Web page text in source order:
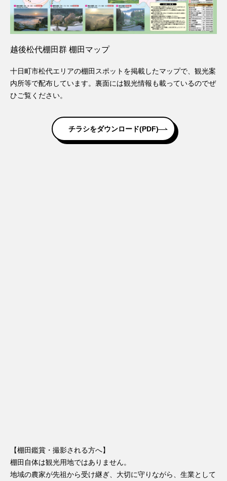
越後松代棚田群 棚田マップ
十日町市松代エリアの棚田スポットを掲載したマップで、観光案
内所等で配布しています。裏面には観光情報も載っているのでぜ
ひご覧ください。
チラシをダウンロード(PDF)
【棚田鑑賞・撮影される方へ】
棚田自体は観光用地ではありません。
地域の農家が先祖から受け継ぎ、大切に守りながら、生業として